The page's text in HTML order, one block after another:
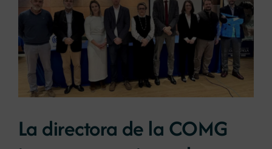
La directora de la COMG